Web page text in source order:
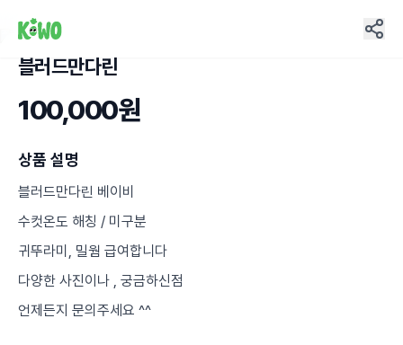
블러드만다린
100,000원
상품 설명
블러드만다린 베이비
수컷온도 해칭 / 미구분
귀뚜라미, 밀웜 급여합니다
다양한 사진이나 , 궁금하신점
언제든지 문의주세요 ^^